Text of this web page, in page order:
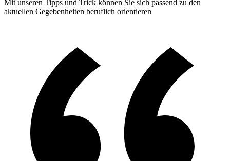
Mit unseren Tipps und Trick können Sie sich passend zu den
aktuellen Gegebenheiten beruflich orientieren